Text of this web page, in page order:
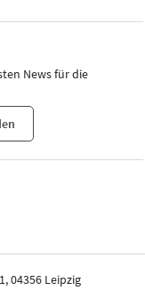
News für die
04356 Leipzig